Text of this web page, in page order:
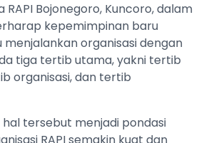
RAPI Bojonegoro, Kuncoro, dalam
kepemimpinan baru
organisasi dengan
tiga tertib utama, yakni tertib
organisasi, dan tertib
tersebut menjadi pondasi